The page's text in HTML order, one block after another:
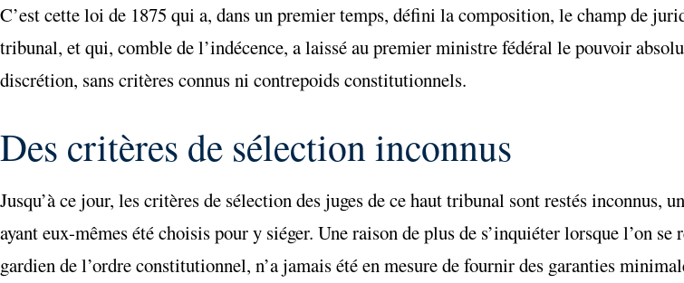
C’est cette loi de 1875 qui a, dans un premier temps, défini la composition, le champ de
tribunal, et qui, comble de l’indécence, a laissé au premier ministre fédéral le pouvoir
discrétion, sans critères connus ni contrepoids constitutionnels.
Des critères de sélection inconnus
Jusqu’à ce jour, les critères de sélection des juges de ce haut tribunal sont restés inconnus,
ayant eux-mêmes été choisis pour y siéger. Une raison de plus de s’inquiéter lorsque l’on
gardien de l’ordre constitutionnel, n’a jamais été en mesure de fournir des garanties